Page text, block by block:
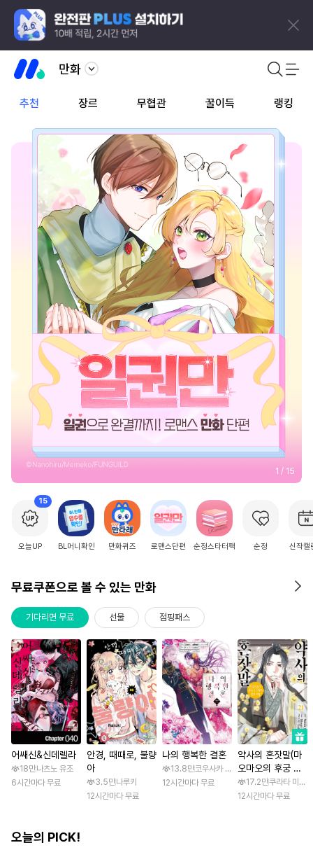
만화
추천 장르 무협관 꿀이득 랭킹
2 / 15
15
오늘UP BL머니확인 만화퀴즈 로맨스단편 순정스타터팩 순정 신작캘
무료쿠폰으로 볼 수 있는 만화
기다리면 무료 선물 점핑패스
어쌔신&신데렐라
18만나츠노 유조
6시간마다 무료
안경, 때때로, 불량
아
3.5만나루키
12시간마다 무료
나의 행복한 결혼
13.8만코우사카 리토 / 아기토기 아쿠미
12시간마다 무료
약사의 혼잣말(마
오마오의 후궁 수
수께끼 풀이수첩)
17.2만쿠라타 미노
12시간마다 무료
오늘의 PICK!